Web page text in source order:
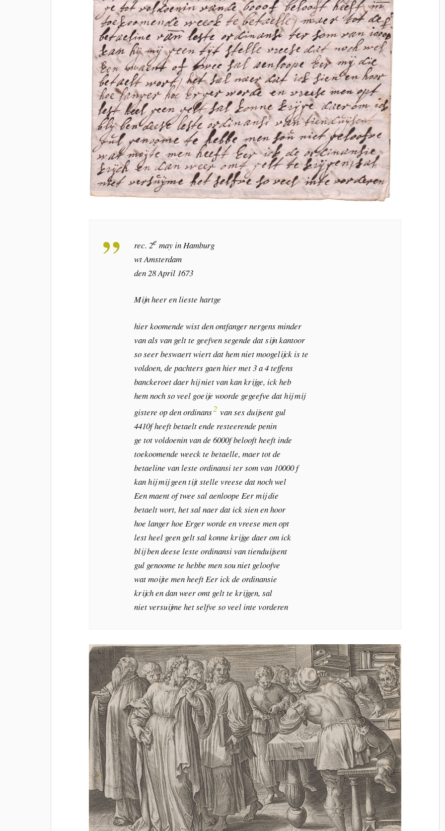
rec. 2e may in Hamburg
wt Amsterdam
den 28 April 1673
Mijn heer en lieste hartge
hier koomende wist den ontfanger nergens minder
van als van gelt te geefven segende dat sijn kantoor
so seer beswaert wiert dat hem niet moogelijck is te
voldoen, de pachters gaen hier met 3 a 4 teffens
banckeroet daer hij niet van kan krijge, ick heb
hem noch so veel goeije woorde gegeefve dat hij mij
gistere op den ordinans2 van ses duijsent gul
4410f heeft betaelt ende resteerende penin
ge tot voldoenin van de 6000f belooft heeft inde
toekoomende weeck te betaelle, maer tot de
betaeline van leste ordinansi ter som van 10000 f
kan hij mij geen tijt stelle vreese dat noch wel
Een maent of twee sal aenloope Eer mij die
betaelt wort, het sal naer dat ick sien en hoor
hoe langer hoe Erger worde en vreese men opt
lest heel geen gelt sal konne krijge daer om ick
blij ben deese leste ordinansi van tienduijsent
gul genoome te hebbe men sou niet geloofve
wat moijte men heeft Eer ick de ordinansie
krijch en dan weer omt gelt te krijgen, sal
niet versuijme het selfve so veel inte vorderen